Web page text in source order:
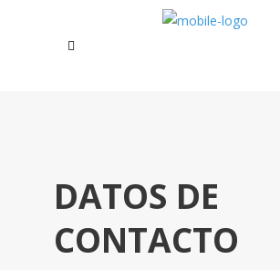
DATOS DE
CONTACTO